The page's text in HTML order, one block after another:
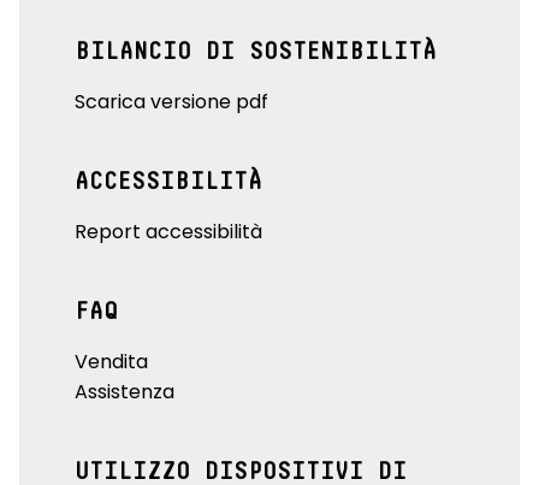
BILANCIO DI SOSTENIBILITÀ
Scarica versione pdf
ACCESSIBILITÀ
Report accessibilità
FAQ
Vendita
Assistenza
UTILIZZO DISPOSITIVI DI